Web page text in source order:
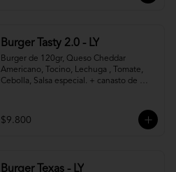
Burger Tasty 2.0 - LY
Burger de 120gr, Queso Cheddar
Americano, Tocino, Lechuga , Tomate,
Cebolla, Salsa especial. + canasto de
$9.800
Burger Texas - LY